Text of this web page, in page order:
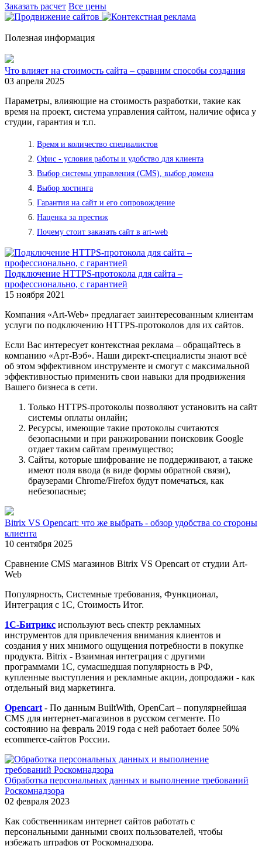
Заказать расчет Все цены
Полезная информация
Что влияет на стоимость сайта – сравним способы создания
03 апреля 2025
Параметры, влияющие на стоимость разработки, такие как
время на проект, система управления сайтом, наличие офиса у
студии, гарантия и т.п.
Время и количество специалистов
Офис - условия работы и удобство для клиента
Выбор системы управления (CMS), выбор домена
Выбор хостинга
Гарантия на сайт и его сопровождение
Наценка за престиж
Почему стоит заказать сайт в art-web
Подключение HTTPS-протокола для сайта –
профессионально, с гарантией
15 ноября 2021
Компания «Art-Web» предлагает заинтересованным клиентам
услуги по подключению HTTPS-протоколов для их сайтов.
Если Вас интересует контекстная реклама – обращайтесь в
компанию «Арт-Вэб». Наши директ-специалисты знают всё
об этом эффективном инструменте и смогут с максимальной
эффективностью применить свои навыки для продвижения
Вашего бизнеса в сети.
Только HTTPS-протоколы позволяют установить на сайт
системы оплаты онлайн;
Ресурсы, имеющие такие протоколы считаются
безопасными и при ранжировании поисковик Google
отдает таким сайтам преимущество;
Сайты, которые шифрование не поддерживают, а также
имеют поля ввода (в виде формы обратной связи),
браузерами Chrome/Firefox будут помечаться, как
небезопасные;
Bitrix VS Opencart: что же выбрать - обзор удобства со стороны
клиента
10 сентября 2025
Сравнение CMS магазинов Bitrix VS Opencart от студии Art-
Web
Популярность, Системные требования, Функционал,
Интеграция с 1С, Стоимость Итог.
1С-Битрикс используют весь спектр рекламных
инструментов для привлечения внимания клиентов и
создания у них мнимого ощущения потребности в покупке
продукта. Bitrix - Взаимная интеграция с другими
программами 1С, сумасшедшая популярность в РФ,
купленные выступления и рекламные акции, допродажи - как
отдельный вид маркетинга.
Opencart - По данным BuiltWith, OpenCart – популярнейшая
CMS для интернет-магазинов в русском сегменте. По
состоянию на февраль 2019 года с ней работает более 50%
ecommerce-сайтов России.
Обработка персональных данных и выполнение требований
Роскомнадзора
02 февраля 2023
Как собственникам интернет сайтов работать с
персональными данными своих пользователей, чтобы
избежать штрафов от Роскомнадзора.